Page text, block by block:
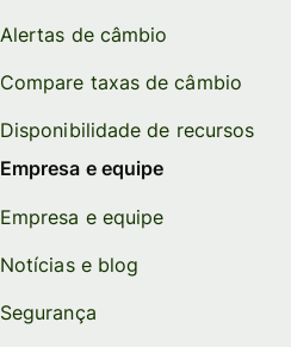
Alertas de câmbio
Compare taxas de câmbio
Disponibilidade de recursos
Empresa e equipe
Empresa e equipe
Notícias e blog
Segurança